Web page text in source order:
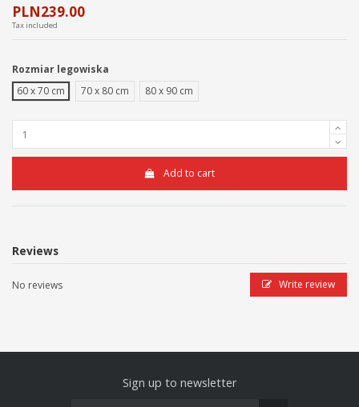
PLN239.00
Tax included
Rozmiar legowiska
60 x 70 cm
70 x 80 cm 80 x 90 cm
Add to cart
Reviews
No reviews Write review
Sign up to newsletter